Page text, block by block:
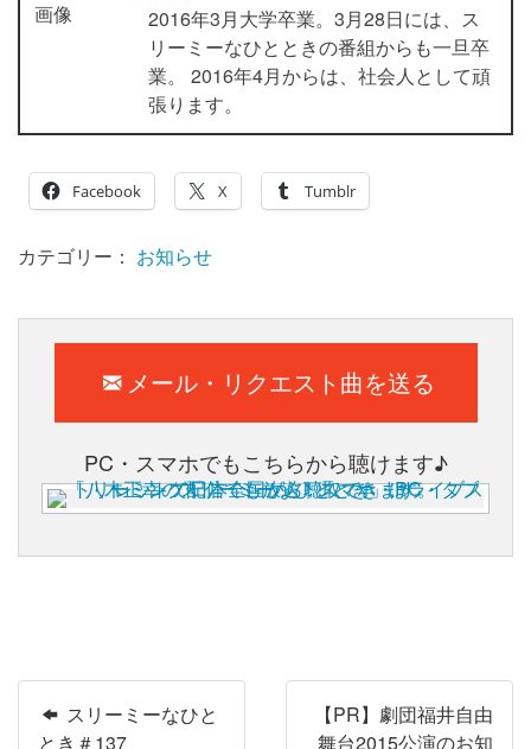
2016年3月大学卒業。3月28日には、ス
リーミーなひとときの番組からも一旦卒
業。 2016年4月からは、社会人として頑
張ります。
Facebook X Tumblr
カテゴリー： お知らせ
メール・リクエスト曲を送る
PC・スマホでもこちらから聴けます♪
スリーミーなひと
とき＃137
【PR】劇団福井自由
舞台2015公演のお知